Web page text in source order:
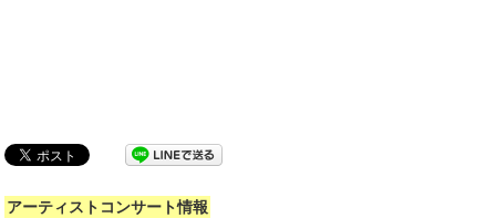
アーティストコンサート情報